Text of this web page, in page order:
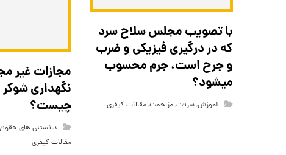
با تصويب مجلس سلاح سرد
که در درگیری فیزیکی و ضرب
و جرح است، جرم محسوب
میشود؟
آموزش,سرقت,مزاحمت,مقالات کیفری
مجازات غیر
نگهداری
چیست؟
دانستنی های
مقالات کیفری